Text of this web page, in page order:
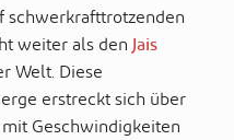
schwerkrafttrotzenden
weiter als denJais
Welt. Diese
erstreckt sich über
Geschwindigkeiten